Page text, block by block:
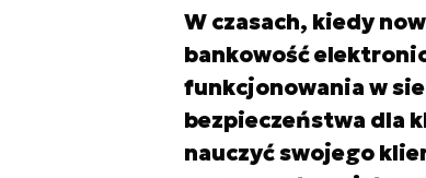
W czasach, kiedy
bankowość
funkcjonowania w
bezpieczeństwa dla
nauczyć swojego